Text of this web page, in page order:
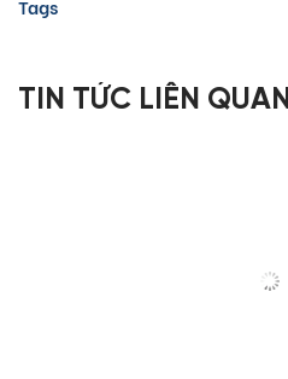
Tags
TIN TỨC LIÊN QUAN